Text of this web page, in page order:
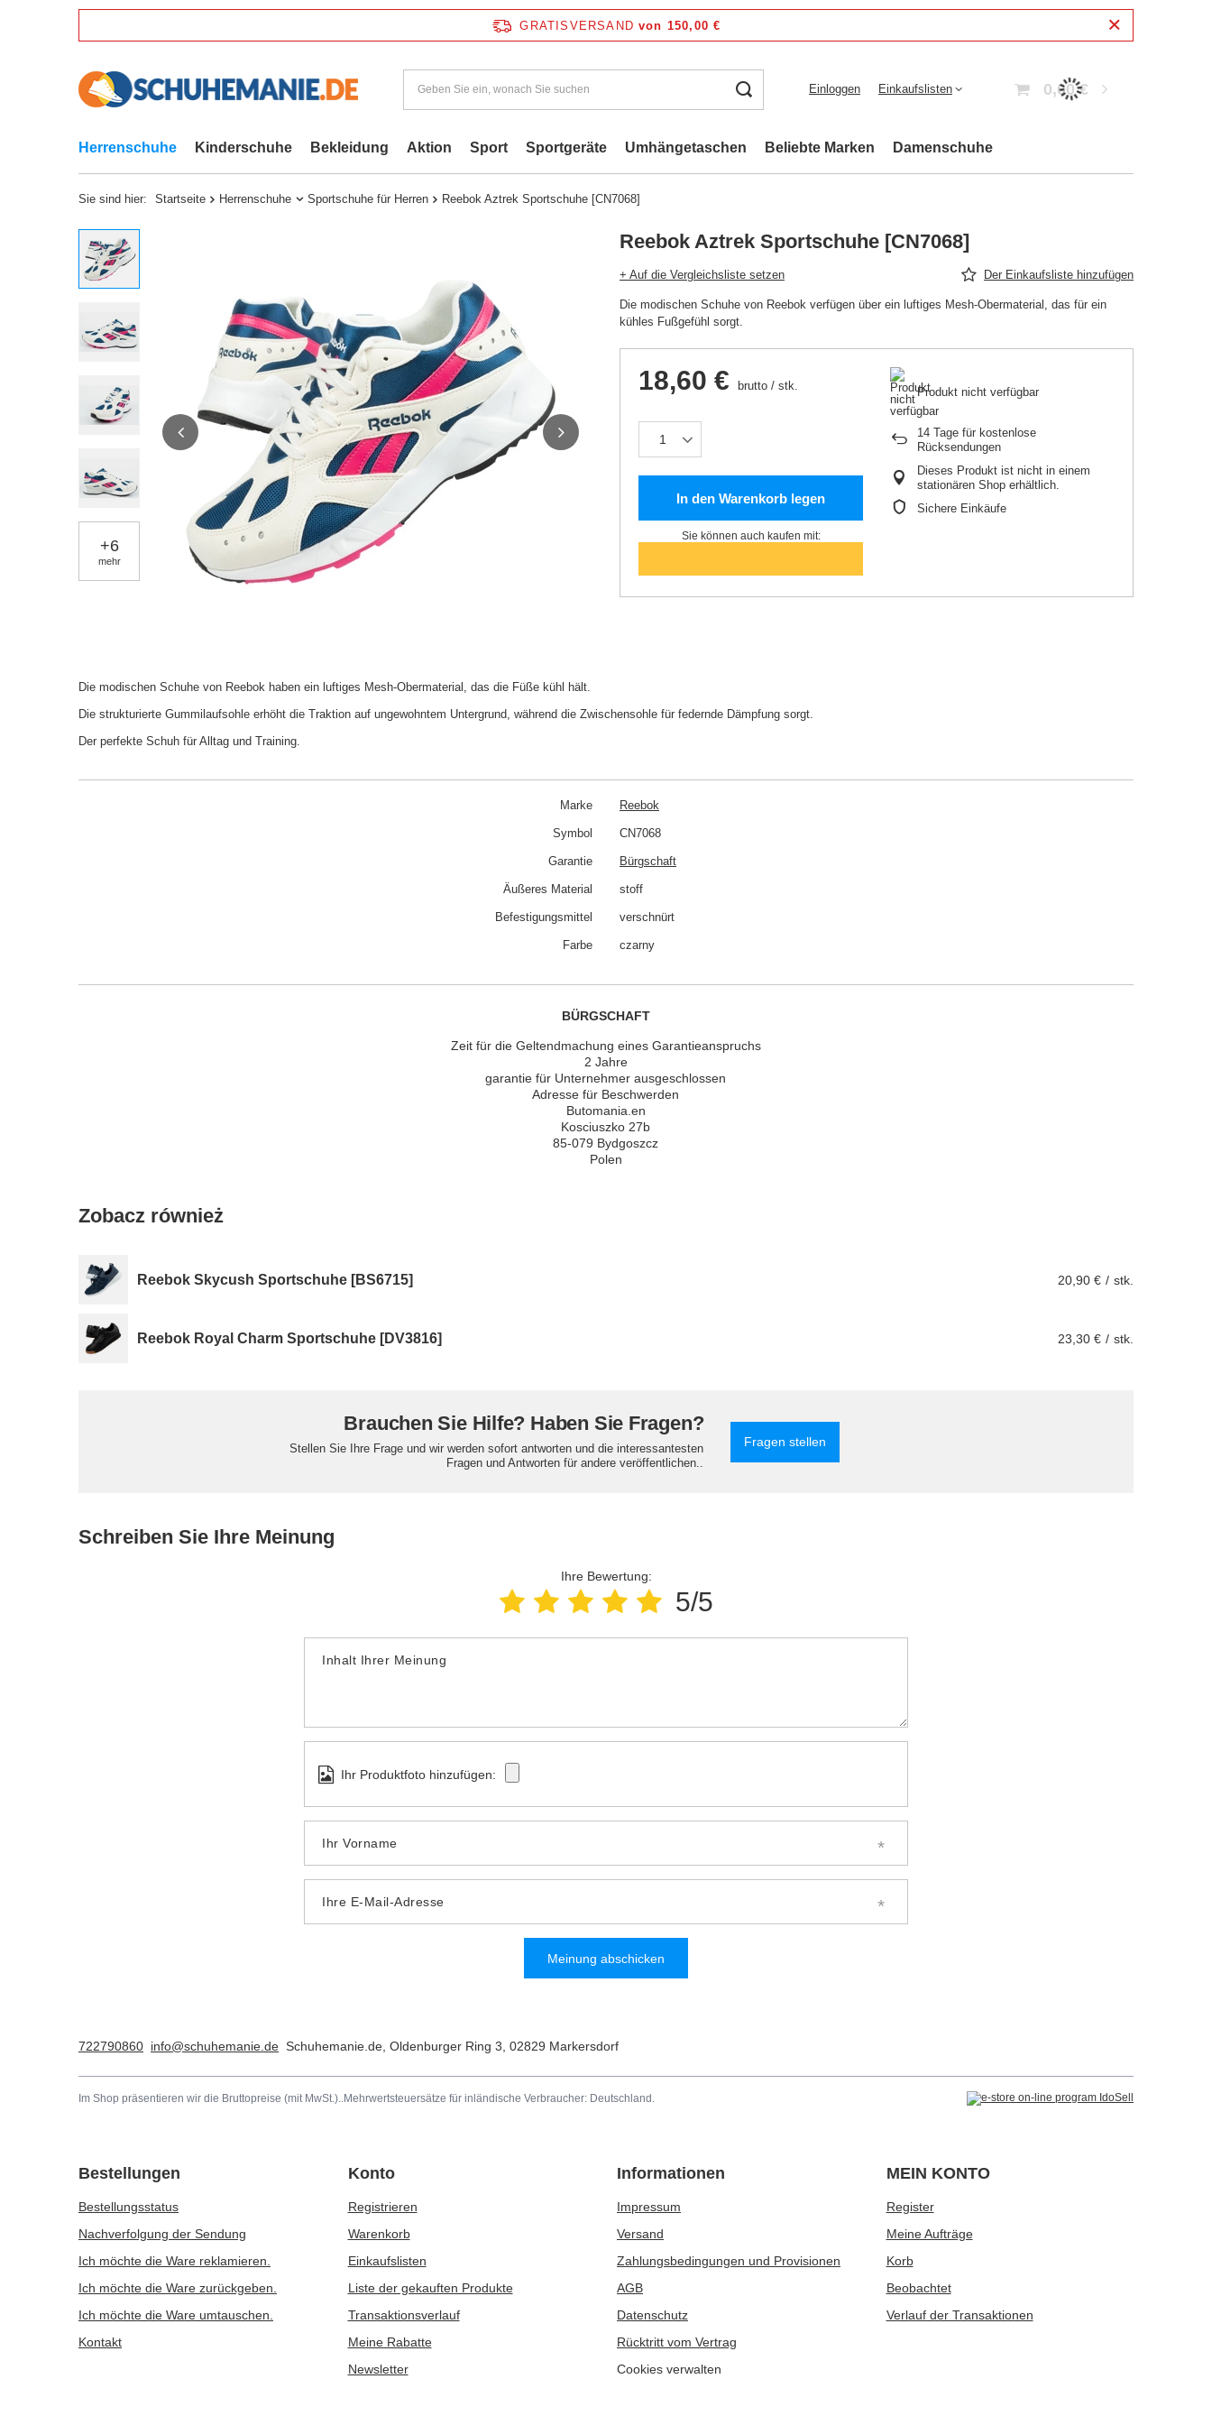
GRATISVERSAND von 150,00 €
Einloggen Einkaufslisten 0,00 €
Herrenschuhe Kinderschuhe Bekleidung Aktion Sport Sportgeräte Umhängetaschen Beliebte Marken Damenschuhe
Sie sind hier: Startseite Herrenschuhe Sportschuhe für Herren Reebok Aztrek Sportschuhe [CN7068]
+6
mehr
Reebok Aztrek Sportschuhe [CN7068]
+ Auf die Vergleichsliste setzen Der Einkaufsliste hinzufügen
Die modischen Schuhe von Reebok verfügen über ein luftiges Mesh-Obermaterial, das für ein
kühles Fußgefühl sorgt.
18,60 € brutto / stk.
In den Warenkorb legen
Sie können auch kaufen mit:
Produkt nicht verfügbar
14 Tage für kostenlose
Rücksendungen
Dieses Produkt ist nicht in einem
stationären Shop erhältlich.
Sichere Einkäufe
Die modischen Schuhe von Reebok haben ein luftiges Mesh-Obermaterial, das die Füße kühl hält.
Die strukturierte Gummilaufsohle erhöht die Traktion auf ungewohntem Untergrund, während die Zwischensohle für federnde Dämpfung sorgt.
Der perfekte Schuh für Alltag und Training.
Marke Reebok
Symbol CN7068
Garantie Bürgschaft
Äußeres Material stoff
Befestigungsmittel verschnürt
Farbe czarny
BÜRGSCHAFT
Zeit für die Geltendmachung eines Garantieanspruchs
2 Jahre
garantie für Unternehmer ausgeschlossen
Adresse für Beschwerden
Butomania.en
Kosciuszko 27b
85-079 Bydgoszcz
Polen
Zobacz również
Reebok Skycush Sportschuhe [BS6715] 20,90 € / stk.
Reebok Royal Charm Sportschuhe [DV3816] 23,30 € / stk.
Brauchen Sie Hilfe? Haben Sie Fragen?
Stellen Sie Ihre Frage und wir werden sofort antworten und die interessantesten
Fragen und Antworten für andere veröffentlichen..
Fragen stellen
Schreiben Sie Ihre Meinung
Ihre Bewertung:
5/5
Inhalt Ihrer Meinung
Ihr Produktfoto hinzufügen:
Ihr Vorname
Ihre E-Mail-Adresse
Meinung abschicken
722790860 info@schuhemanie.de Schuhemanie.de Oldenburger Ring 3 02829 Markersdorf
Im Shop präsentieren wir die Bruttopreise (mit MwSt.).. Mehrwertsteuersätze für inländische Verbraucher: Deutschland
Bestellungen
Bestellungsstatus
Nachverfolgung der Sendung
Ich möchte die Ware reklamieren.
Ich möchte die Ware zurückgeben.
Ich möchte die Ware umtauschen.
Kontakt
Konto
Registrieren
Warenkorb
Einkaufslisten
Liste der gekauften Produkte
Transaktionsverlauf
Meine Rabatte
Newsletter
Informationen
Impressum
Versand
Zahlungsbedingungen und Provisionen
AGB
Datenschutz
Rücktritt vom Vertrag
Cookies verwalten
MEIN KONTO
Register
Meine Aufträge
Korb
Beobachtet
Verlauf der Transaktionen